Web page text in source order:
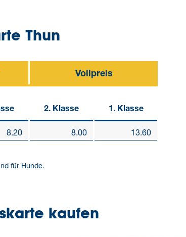
Thun
Vollpreis
2. Klasse 1. Klasse
8.20 8.00 13.60
für Hunde.
kaufen